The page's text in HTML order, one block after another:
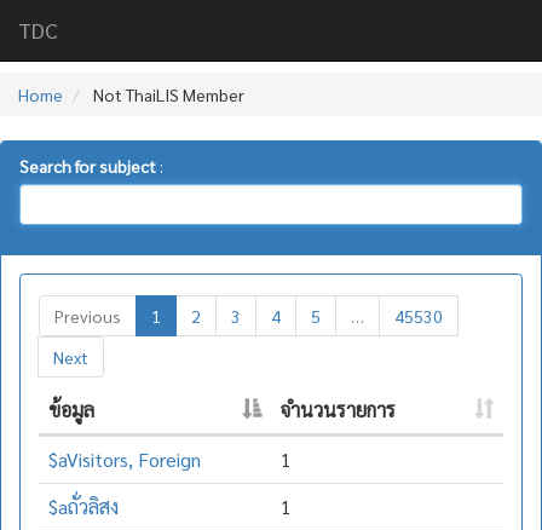
TDC
Home Not ThaiLIS Member
Search for subject :
Previous 1 2 3 4 5 …
45530
Next
ข้อมูล
จำนวนรายการ
$aVisitors, Foreign
1
$aถั่วลิสง
1